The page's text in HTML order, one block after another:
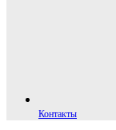
Контакты